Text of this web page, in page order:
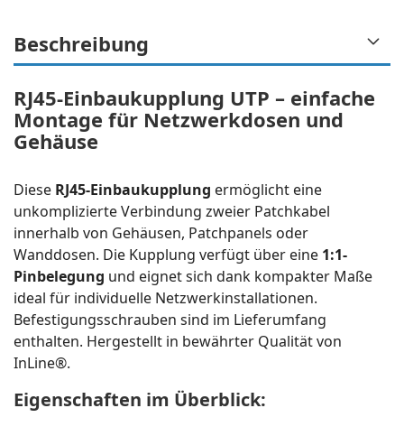
Beschreibung
RJ45-Einbaukupplung UTP – einfache
Montage für Netzwerkdosen und
Gehäuse
Diese RJ45-Einbaukupplung ermöglicht eine
unkomplizierte Verbindung zweier Patchkabel
innerhalb von Gehäusen, Patchpanels oder
Wanddosen. Die Kupplung verfügt über eine 1:1-
Pinbelegung und eignet sich dank kompakter Maße
ideal für individuelle Netzwerkinstallationen.
Befestigungsschrauben sind im Lieferumfang
enthalten. Hergestellt in bewährter Qualität von
InLine®.
Eigenschaften im Überblick: